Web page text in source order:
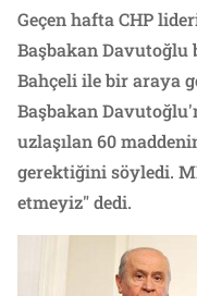
Geçen hafta CHP
Başbakan Davutoğlu
Bahçeli ile bir araya
Başbakan
uzlaşılan 60
gerektiğini söyledi.
etmeyiz" dedi.